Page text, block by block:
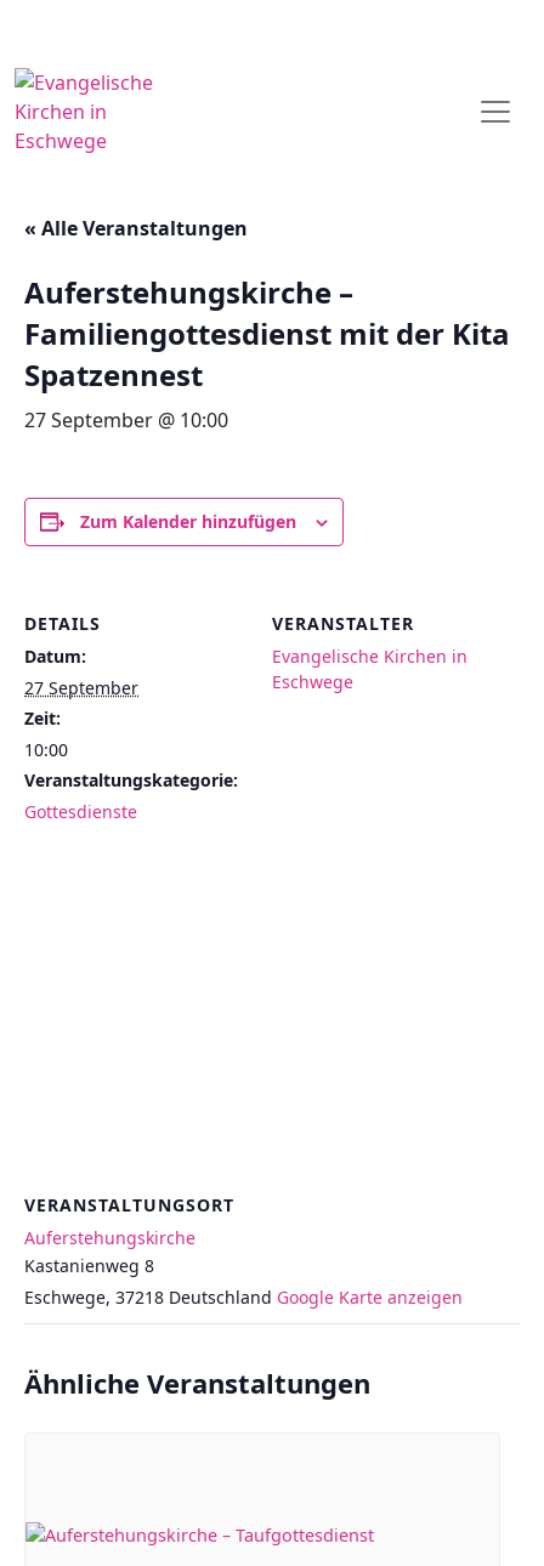
« Alle Veranstaltungen
Auferstehungskirche –
Familiengottesdienst mit der Kita
Spatzennest
27 September @ 10:00
Zum Kalender hinzufügen
DETAILS
Datum:
27 September
Zeit:
10:00
Veranstaltungskategorie:
Gottesdienste
VERANSTALTER
Evangelische Kirchen in
Eschwege
VERANSTALTUNGSORT
Auferstehungskirche
Kastanienweg 8
Eschwege, 37218 Deutschland Google Karte anzeigen
Ähnliche Veranstaltungen